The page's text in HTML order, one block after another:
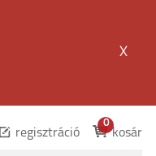
X
regisztráció kosár
0